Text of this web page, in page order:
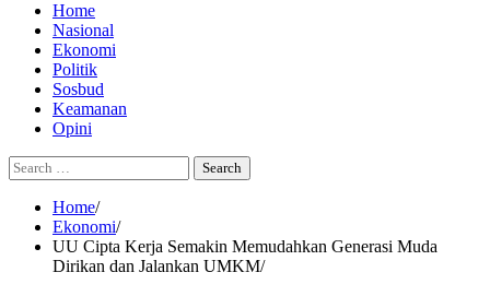
Home
Nasional
Ekonomi
Politik
Sosbud
Keamanan
Opini
Search
for:
Home
Ekonomi
UU Cipta Kerja Semakin Memudahkan Generasi Muda
Dirikan dan Jalankan UMKM